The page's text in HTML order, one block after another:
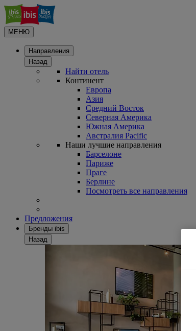
МЕНЮ
Направления
Назад
Найти отель
Континент
Европа
Азия
Средний Восток
Северная Америка
Южная Америка
Австралия Pacific
Наши лучшие направления
Барселоне
Париже
Праге
Берлине
Посмотреть все направления
Предложения
Бренды ibis
Назад